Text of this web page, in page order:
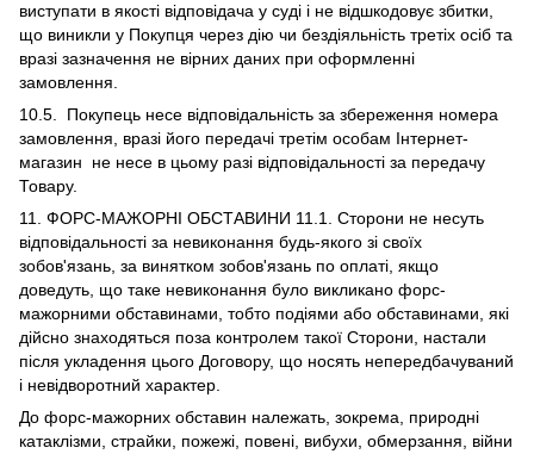
виступати в якості відповідача у суді і не відшкодовує збитки,
що виникли у Покупця через дію чи бездіяльність третіх осіб та
вразі зазначення не вірних даних при оформленні
замовлення.
10.5. Покупець несе відповідальність за збереження номера
замовлення, вразі його передачі третім особам Інтернет-
магазин не несе в цьому разі відповідальності за передачу
Товару.
11. ФОРС-МАЖОРНІ ОБСТАВИНИ 11.1. Сторони не несуть
відповідальності за невиконання будь-якого зі своїх
зобов'язань, за винятком зобов'язань по оплаті, якщо
доведуть, що таке невиконання було викликано форс-
мажорними обставинами, тобто подіями або обставинами, які
дійсно знаходяться поза контролем такої Сторони, настали
після укладення цього Договору, що носять непередбачуваний
і невідворотний характер.
До форс-мажорних обставин належать, зокрема, природні
катаклізми, страйки, пожежі, повені, вибухи, обмерзання, війни